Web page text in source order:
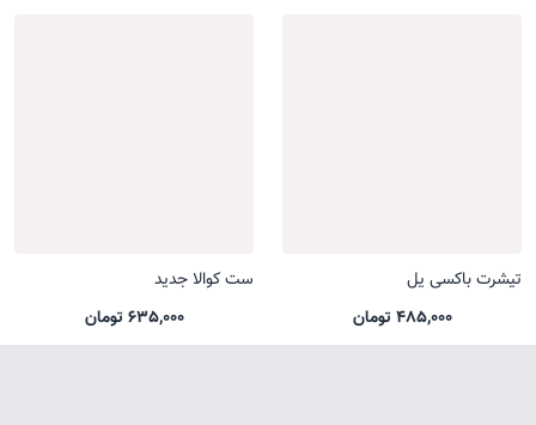
تیشرت باکسی یل
485,000 تومان
ست کوالا جدید
635,000 تومان